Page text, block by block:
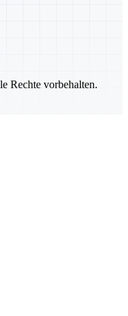
Rechte vorbehalten.